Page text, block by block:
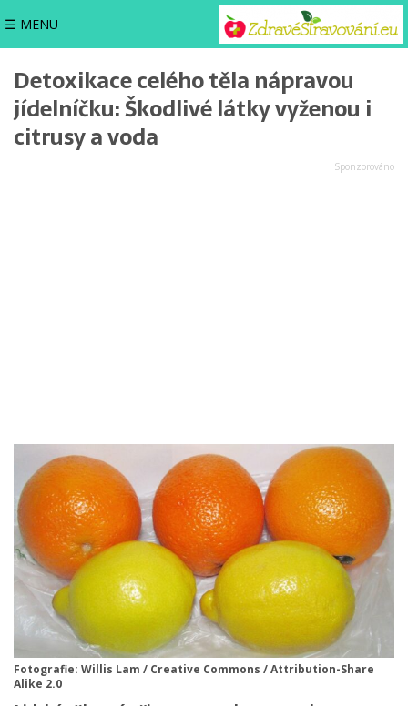
☰ MENU
Detoxikace celého těla nápravou
jídelníčku: Škodlivé látky vyženou i
citrusy a voda
Fotografie: Willis Lam / Creative Commons / Attribution-Share
Alike 2.0